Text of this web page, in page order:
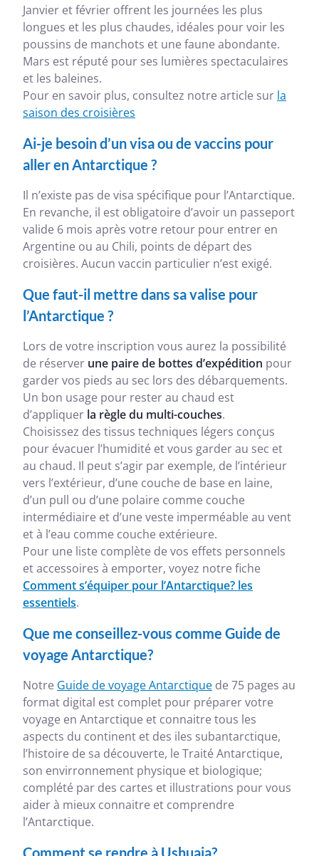
Janvier et février offrent les journées les plus
longues et les plus chaudes, idéales pour voir les
poussins de manchots et une faune abondante.
Mars est réputé pour ses lumières spectaculaires
et les baleines.
Pour en savoir plus, consultez notre article sur la
saison des croisières
Ai-je besoin d’un visa ou de vaccins pour
aller en Antarctique ?
Il n’existe pas de visa spécifique pour l’Antarctique.
En revanche, il est obligatoire d’avoir un passeport
valide 6 mois après votre retour pour entrer en
Argentine ou au Chili, points de départ des
croisières. Aucun vaccin particulier n’est exigé.
Que faut-il mettre dans sa valise pour
l’Antarctique ?
Lors de votre inscription vous aurez la possibilité
de réserver une paire de bottes d’expédition pour
garder vos pieds au sec lors des débarquements.
Un bon usage pour rester au chaud est
d’appliquer la règle du multi-couches.
Choisissez des tissus techniques légers conçus
pour évacuer l’humidité et vous garder au sec et
au chaud. Il peut s’agir par exemple, de l’intérieur
vers l’extérieur, d’une couche de base en laine,
d’un pull ou d’une polaire comme couche
intermédiaire et d’une veste imperméable au vent
et à l’eau comme couche extérieure.
Pour une liste complète de vos effets personnels
et accessoires à emporter, voyez notre fiche
Comment s’équiper pour l’Antarctique? les
essentiels.
Que me conseillez-vous comme Guide de
voyage Antarctique?
Notre Guide de voyage Antarctique de 75 pages au
format digital est complet pour préparer votre
voyage en Antarctique et connaitre tous les
aspects du continent et des iles subantarctique,
l’histoire de sa découverte, le Traité Antarctique,
son envirronnement physique et biologique;
complété par des cartes et illustrations pour vous
aider à mieux connaitre et comprendre
l’Antarctique.
Comment se rendre à Ushuaia?